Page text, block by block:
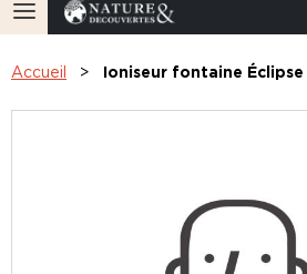
Accueil Ioniseur fontaine Éclipse